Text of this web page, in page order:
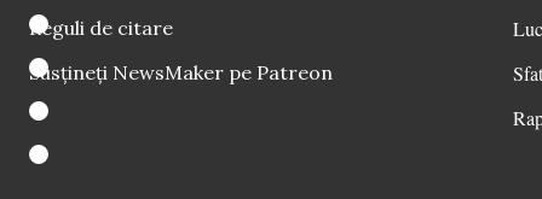
Reguli de citare
Susțineți NewsMaker pe Patreon